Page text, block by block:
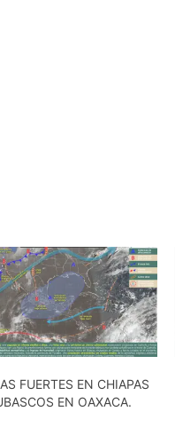
FUERTES EN CHIAPAS
EN OAXACA.